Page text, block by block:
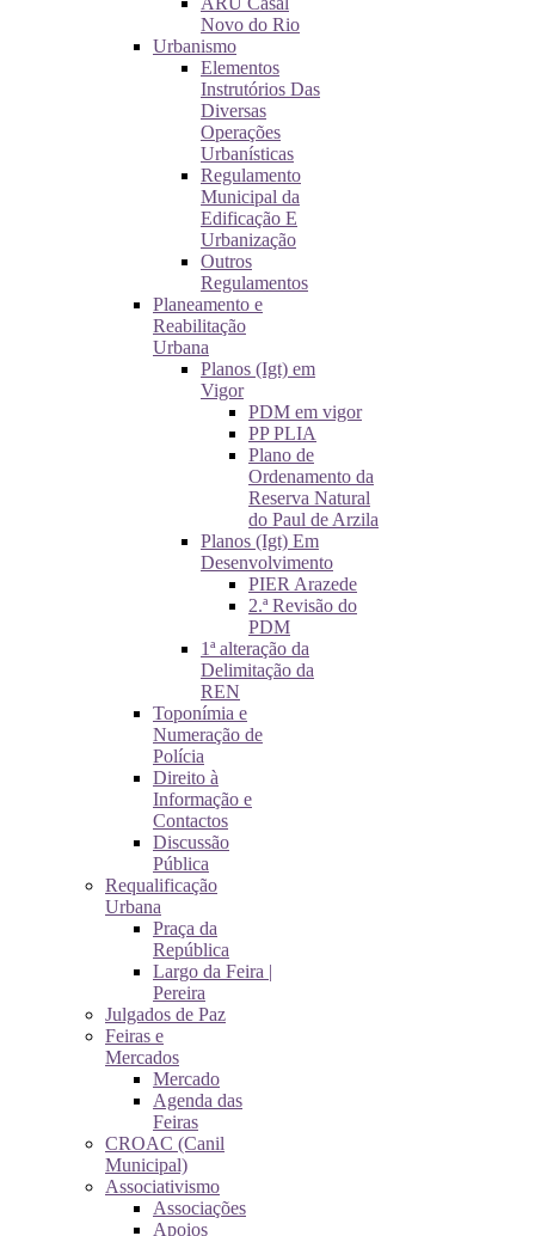
Novo do Rio
Urbanismo
Elementos
Instrutórios Das
Diversas
Operações
Urbanísticas
Regulamento
Municipal da
Edificação E
Urbanização
Outros
Regulamentos
Planeamento e
Reabilitação
Urbana
Planos (Igt) em
Vigor
PDM em vigor
PP PLIA
Plano de
Ordenamento da
Reserva Natural
do Paul de Arzila
Planos (Igt) Em
Desenvolvimento
PIER Arazede
2.ª Revisão do
PDM
1ª alteração da
Delimitação da
REN
Toponímia e
Numeração de
Polícia
Direito à
Informação e
Contactos
Discussão
Pública
Requalificação
Urbana
Praça da
República
Largo da Feira |
Pereira
Julgados de Paz
Feiras e
Mercados
Mercado
Agenda das
Feiras
CROAC (Canil
Municipal)
Associativismo
Associações
Apoios